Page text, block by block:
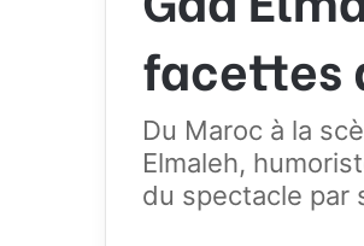
facettes
Du Maroc à la
Elmaleh,
du spectacle par